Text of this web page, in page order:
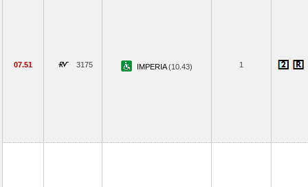
07.51 3175 IMPERIA(10.43) 1